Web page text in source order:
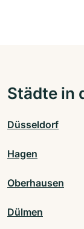
Städte in
Düsseldorf
Hagen
Oberhausen
Dülmen